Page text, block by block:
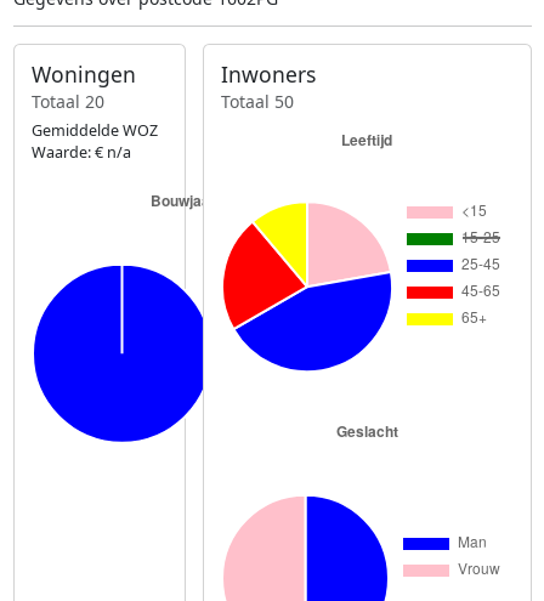
Woningen
Totaal 20
Gemiddelde WOZ
Waarde: € n/a
Inwoners
Totaal 50